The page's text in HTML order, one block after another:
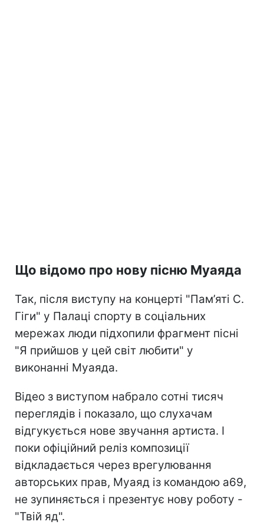
Що відомо про нову пісню Муаяда
Так, після виступу на концерті "Пам’яті С.
Гіги" у Палаці спорту в соціальних
мережах люди підхопили фрагмент пісні
"Я прийшов у цей світ любити" у
виконанні Муаяда.
Відео з виступом набрало сотні тисяч
переглядів і показало, що слухачам
відгукується нове звучання артиста. І
поки офіційний реліз композиції
відкладається через врегулювання
авторських прав, Муаяд із командою а69,
не зупиняється і презентує нову роботу -
"Твій яд".